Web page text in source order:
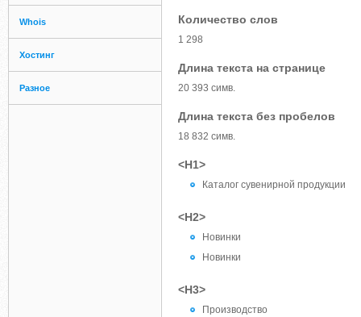
Whois
Хостинг
Разное
Количество слов
1 298
Длина текста на странице
20 393 симв.
Длина текста без пробелов
18 832 симв.
<H1>
Каталог сувенирной продукции
<H2>
Новинки
Новинки
<H3>
Производство